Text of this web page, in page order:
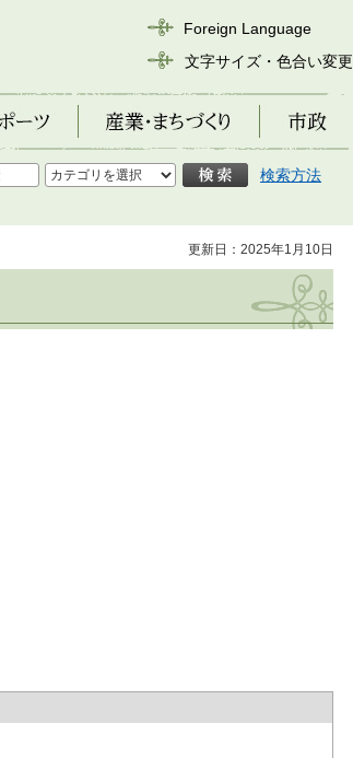
Foreign Language
文字サイズ・色合い変更
産業・まちづくり 市政
検索方法
更新日：2025年1月10日